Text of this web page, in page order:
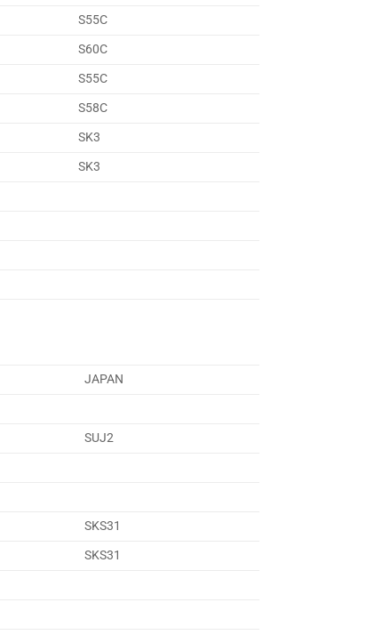
S55C
S60C
S55C
S58C
SK3
SK3
JAPAN
SUJ2
SKS31
SKS31